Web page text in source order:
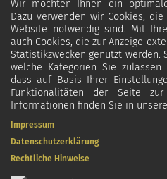
Wir möchten Ihnen ein
Dazu verwenden wir Cookies,
Website notwendig sind. Mit
auch Cookies, die zur Anzeige
Statistikzwecken genutzt werden.
welche Kategorien Sie
dass auf Basis Ihrer
Funktionalitäten der Seite
Informationen finden Sie in
Impressum
Datenschutzerklärung
Rechtliche Hinweise